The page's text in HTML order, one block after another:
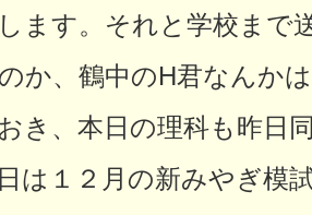
ます。それと学校まで
か、鶴中のH君なんか
き、本日の理科も昨日
は１２月の新みやぎ模